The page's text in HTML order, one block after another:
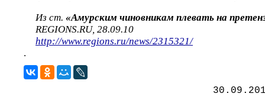
Из ст. «Амурским чиновникам плевать на
REGIONS.RU, 28.09.10
http://www.regions.ru/news/2315321/
.